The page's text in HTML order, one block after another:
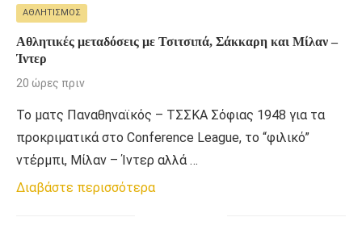
ΑΘΛΗΤΙΣΜΌΣ
Αθλητικές μεταδόσεις με Τσιτσιπά, Σάκκαρη και Μίλαν –
Ίντερ
20 ώρες πριν
Το ματς Παναθηναϊκός – ΤΣΣΚΑ Σόφιας 1948 για τα
προκριματικά στο Conference League, το “φιλικό”
ντέρμπι, Μίλαν – Ίντερ αλλά …
Διαβάστε περισσότερα